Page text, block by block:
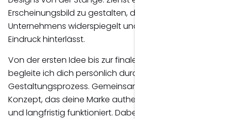
Erscheinungsbild zu gestalten, das die Werte deines
Unternehmens widerspiegelt und einen bleibenden
Eindruck hinterlässt.
Von der ersten Idee bis zur finalen Umsetzung
begleite ich dich persönlich durch den gesamten
Gestaltungsprozess. Gemeinsam entwickeln wir ein
Konzept, das deine Marke authentisch präsentiert
und langfristig funktioniert. Dabei entstehen